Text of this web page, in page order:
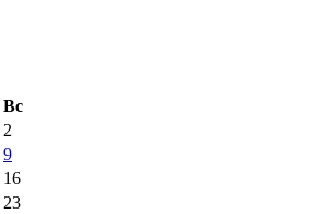
Вс
2
9
16
23